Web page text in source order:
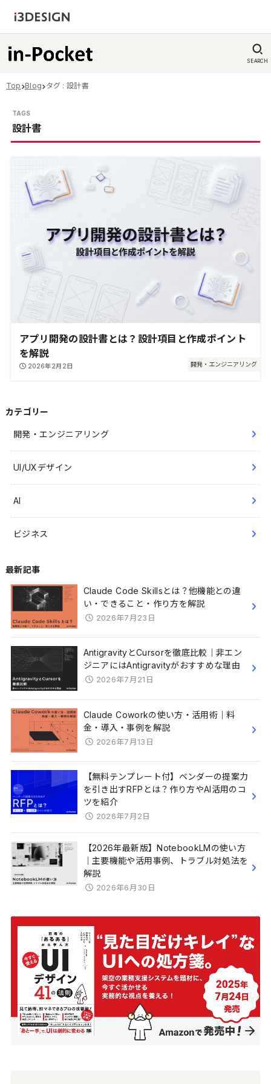
SEARCH
Top Blog タグ : 設計書
設計書
開発・エンジニアリング
アプリ開発の設計書とは？設計項目と作成ポイント
を解説
2026年2月2日
カテゴリー
開発・エンジニアリング
UI/UXデザイン
AI
ビジネス
最新記事
Claude Code Skillsとは？他機能との違
い・できること・作り方を解説
2026年7月23日
AntigravityとCursorを徹底比較｜非エン
ジニアにはAntigravityがおすすめな理由
2026年7月21日
Claude Coworkの使い方・活用術｜料
金・導入・事例を解説
2026年7月13日
【無料テンプレート付】ベンダーの提案力
を引き出すRFPとは？作り方やAI活用のコ
ツを紹介
2026年7月2日
【2026年最新版】NotebookLMの使い方
｜主要機能や活用事例、トラブル対処法を
解説
2026年6月30日